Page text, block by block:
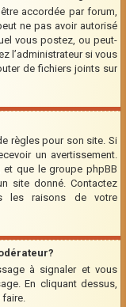
accordée par forum,
ne pas avoir autorisé
vous postez, ou peut-
l’administrateur si vous
de fichiers joints sur
règles pour son site. Si
un avertissement.
et que le groupe phpBB
site donné. Contactez
les raisons de votre
à signaler et vous
En cliquant dessus,
faire.